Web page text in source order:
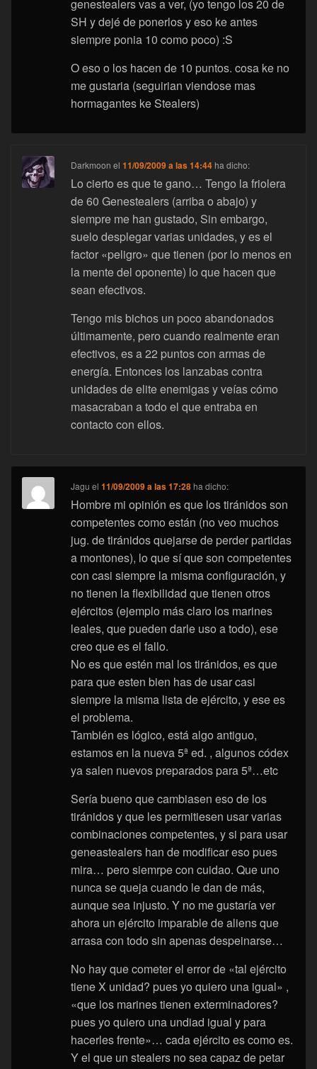
genestealers vas a ver, (yo tengo los 20 de
SH y dejé de ponerlos y eso ke antes
siempre ponia 10 como poco) :S
O eso o los hacen de 10 puntos. cosa ke no
me gustaria (seguirian viendose mas
hormagantes ke Stealers)
Darkmoon el11/09/2009 a las 14:44 ha dicho:
Lo cierto es que te gano… Tengo la friolera
de 60 Genestealers (arriba o abajo) y
siempre me han gustado, Sin embargo,
suelo desplegar varias unidades, y es el
factor «peligro» que tienen (por lo menos en
la mente del oponente) lo que hacen que
sean efectivos.
Tengo mis bichos un poco abandonados
últimamente, pero cuando realmente eran
efectivos, es a 22 puntos con armas de
energía. Entonces los lanzabas contra
unidades de elite enemigas y veías cómo
masacraban a todo el que entraba en
contacto con ellos.
Jagu el11/09/2009 a las 17:28 ha dicho:
Hombre mi opinión es que los tiránidos son
competentes como están (no veo muchos
jug. de tiránidos quejarse de perder partidas
a montones), lo que sí que son competentes
con casi siempre la misma configuración, y
no tienen la flexibilidad que tienen otros
ejércitos (ejemplo más claro los marines
leales, que pueden darle uso a todo), ese
creo que es el fallo.
No es que estén mal los tiránidos, es que
para que esten bien has de usar casi
siempre la misma lista de ejército, y ese es
el problema.
También es lógico, está algo antiguo,
estamos en la nueva 5ª ed. , algunos códex
ya salen nuevos preparados para 5ª…etc
Sería bueno que cambiasen eso de los
tiránidos y que les permitiesen usar varias
combinaciones competentes, y si para usar
geneastealers han de modificar eso pues
mira… pero siemrpe con cuidao. Que uno
nunca se queja cuando le dan de más,
aunque sea injusto. Y no me gustaría ver
ahora un ejército imparable de aliens que
arrasa con todo sin apenas despeinarse…
No hay que cometer el error de «tal ejército
tiene X unidad? pues yo quiero una igual» ,
«que los marines tienen exterminadores?
pues yo quiero una undiad igual y para
hacerles frente»… cada ejército es como es.
Y el que un stealers no sea capaz de petar